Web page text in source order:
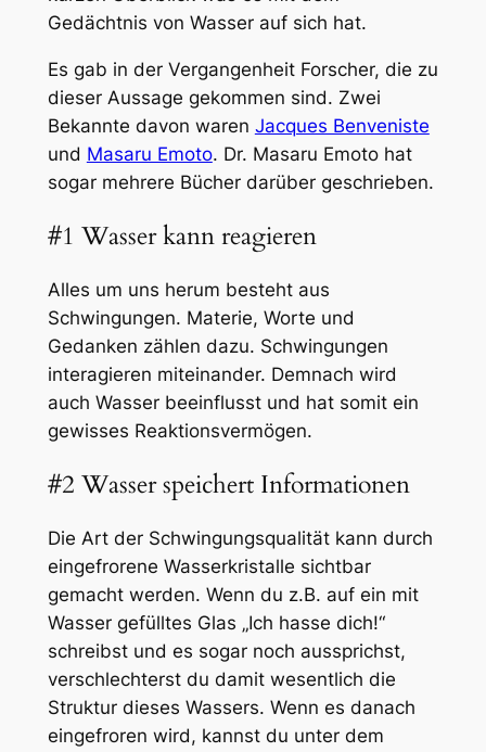
Gedächtnis von Wasser auf sich hat.
Es gab in der Vergangenheit Forscher, die zu
dieser Aussage gekommen sind. Zwei
Bekannte davon waren Jacques Benveniste
und Masaru Emoto. Dr. Masaru Emoto hat
sogar mehrere Bücher darüber geschrieben.
#1 Wasser kann reagieren
Alles um uns herum besteht aus
Schwingungen. Materie, Worte und
Gedanken zählen dazu. Schwingungen
interagieren miteinander. Demnach wird
auch Wasser beeinflusst und hat somit ein
gewisses Reaktionsvermögen.
#2 Wasser speichert Informationen
Die Art der Schwingungsqualität kann durch
eingefrorene Wasserkristalle sichtbar
gemacht werden. Wenn du z.B. auf ein mit
Wasser gefülltes Glas „Ich hasse dich!“
schreibst und es sogar noch aussprichst,
verschlechterst du damit wesentlich die
Struktur dieses Wassers. Wenn es danach
eingefroren wird, kannst du unter dem